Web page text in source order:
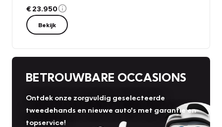
€ 23.950
Bekijk
BETROUWBARE OCCASIONS
Ontdek onze zorgvuldig geselecteerde
tweedehands en nieuwe auto's met garantie en
topservice!